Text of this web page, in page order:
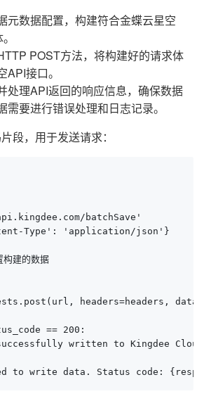
元数据配置，构建符合金蝶云星空
POST方法，将构建好的请求体
接口。
处理API返回的响应信息，确保数据
需要进行错误处理和日志记录。
段，用于发送请求：
batchSave'
Type': 'application/json'}
建的数据
headers=headers,
== 200:
written to Kingdee
to write data. Status code: